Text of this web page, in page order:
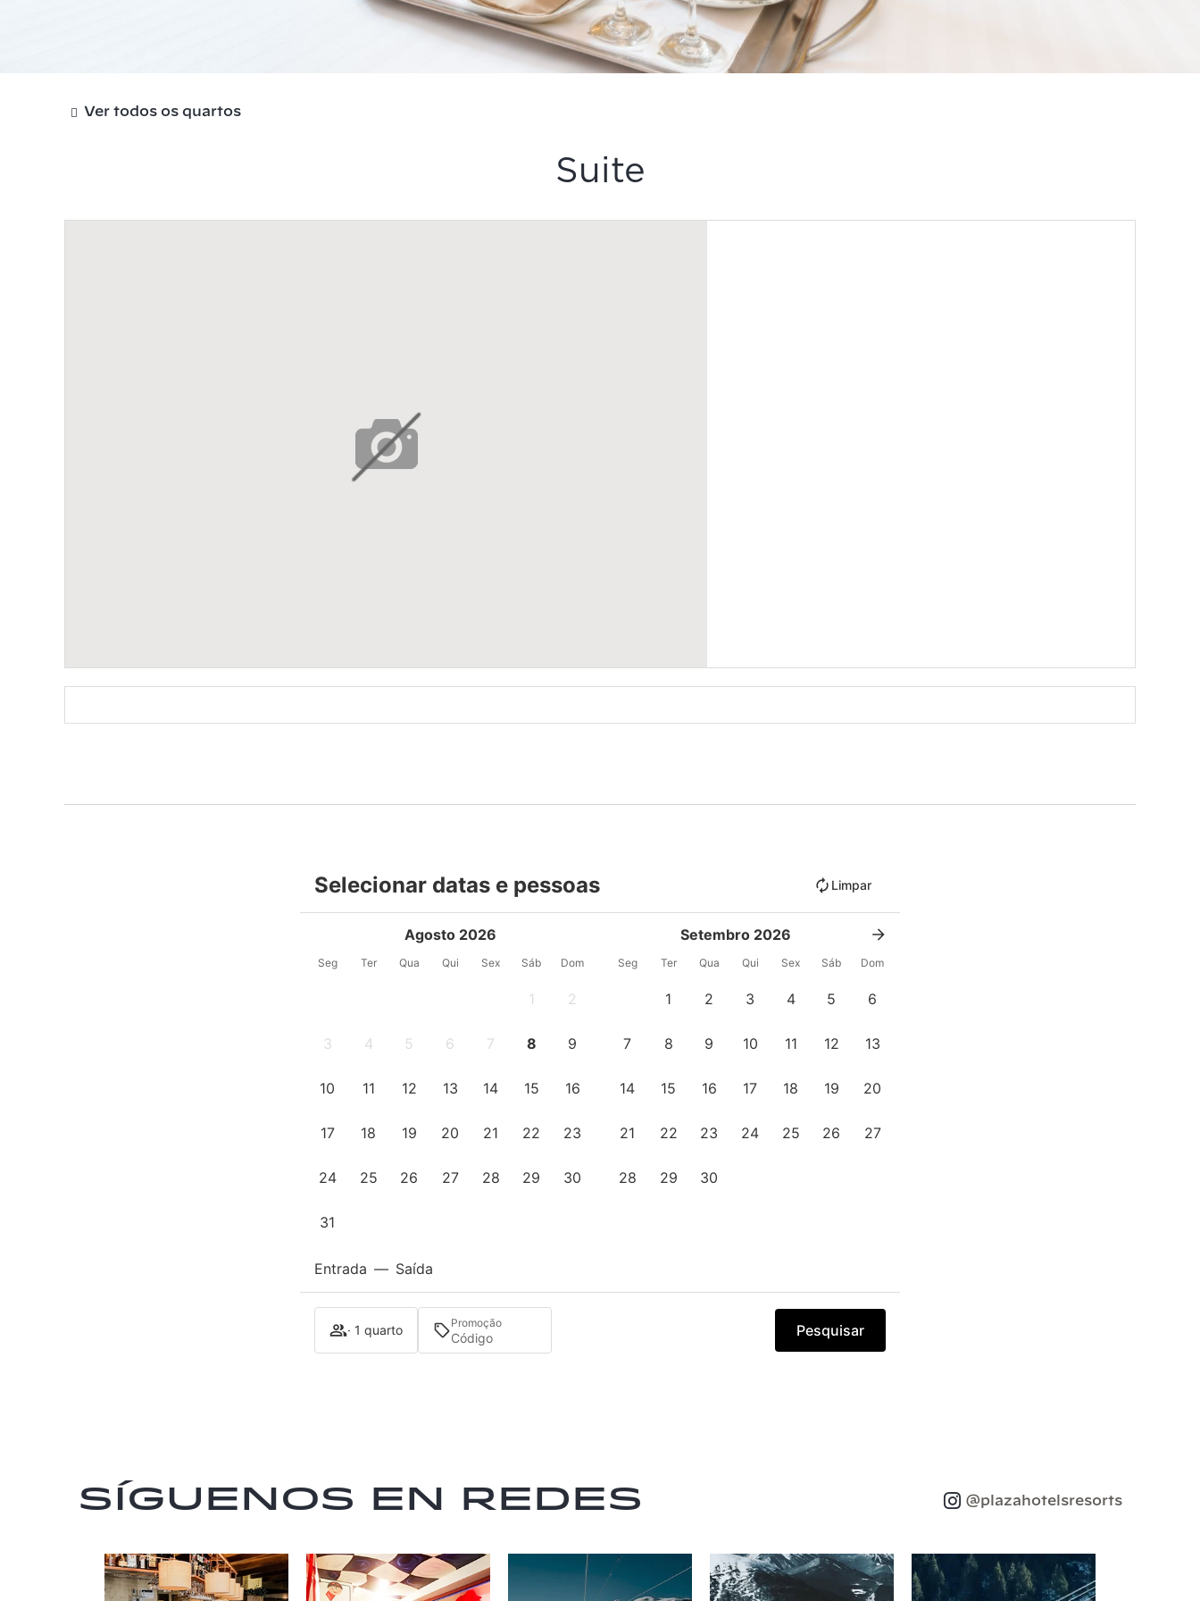
Ver todos os quartos
Suite
Selecionar datas e pessoas Limpar
Agosto 2026
Seg Ter Qua Qui Sex Sáb Dom
1 2
3 4 5 6 7 8 9
10 11 12 13 14 15 16
17 18 19 20 21 22 23
24 25 26 27 28 29 30
31
Setembro 2026
Seg Ter Qua Qui Sex Sáb Dom
1 2 3 4 5 6
7 8 9 10 11 12 13
14 15 16 17 18 19 20
21 22 23 24 25 26 27
28 29 30
Entrada — Saída
· 1 quarto Promoção Pesquisar
Síguenos en redes @plazahotelsresorts